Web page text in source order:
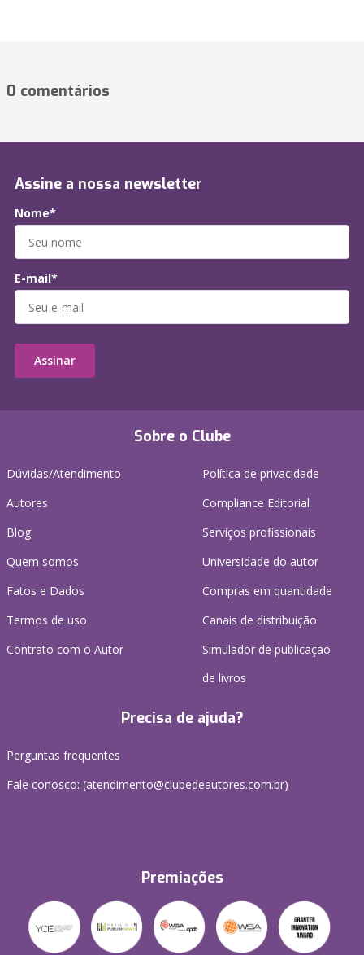
0 comentários
Sobre o Clube
Dúvidas/Atendimento
Autores
Blog
Quem somos
Fatos e Dados
Termos de uso
Contrato com o Autor
Política de privacidade
Compliance Editorial
Serviços profissionais
Universidade do autor
Compras em quantidade
Canais de distribuição
Simulador de publicação
de livros
Precisa de ajuda?
Perguntas frequentes
Fale conosco: (atendimento@clubedeautores.com.br)
Premiações
Assine a nossa newsletter
Nome*
E-mail*
Assinar